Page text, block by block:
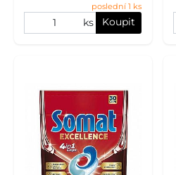
poslední 1 ks
ks Koupit